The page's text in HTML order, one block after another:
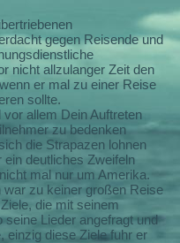
gegen Reisende und
nicht allzulanger Zeit den
er mal zu einer Reise
sollte.
allem Dein Auftreten
zu bedenken
die Strapazen lohnen
ein deutliches Zweifeln
mal nur um Amerika.
zu keiner großen Reise
die mit seinem
Lieder angefragt und
einzig diese Ziele fuhr er